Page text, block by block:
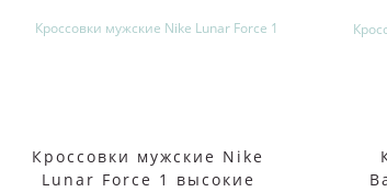
Кроссовки мужские Nike
Lunar Force 1 высокие